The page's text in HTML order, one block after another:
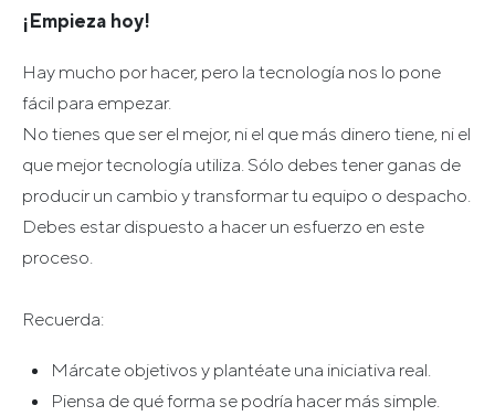
¡Empieza hoy!
Hay mucho por hacer, pero la tecnología nos lo pone
fácil para empezar.
No tienes que ser el mejor, ni el que más dinero tiene, ni el
que mejor tecnología utiliza. Sólo debes tener ganas de
producir un cambio y transformar tu equipo o despacho.
Debes estar dispuesto a hacer un esfuerzo en este
proceso.
Recuerda:
Márcate objetivos y plantéate una iniciativa real.
Piensa de qué forma se podría hacer más simple.